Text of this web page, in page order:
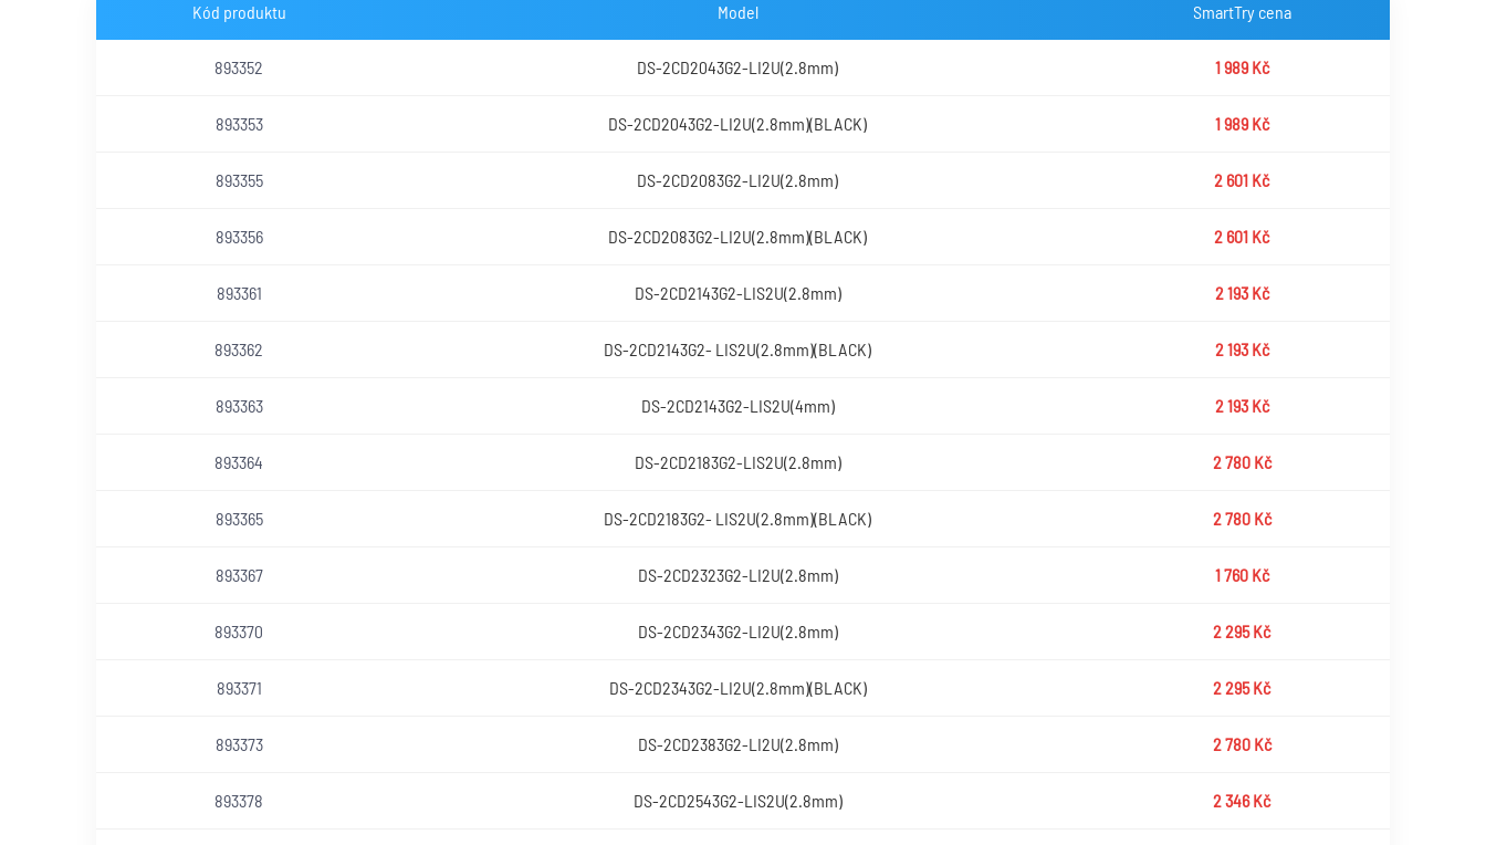
Kód produktu Model SmartTry cena
893352 DS-2CD2043G2-LI2U(2.8mm) 1 989 Kč
893353 DS-2CD2043G2-LI2U(2.8mm)(BLACK) 1 989 Kč
893355 DS-2CD2083G2-LI2U(2.8mm) 2 601 Kč
893356 DS-2CD2083G2-LI2U(2.8mm)(BLACK) 2 601 Kč
893361 DS-2CD2143G2-LIS2U(2.8mm) 2 193 Kč
893362 DS-2CD2143G2- LIS2U(2.8mm)(BLACK) 2 193 Kč
893363 DS-2CD2143G2-LIS2U(4mm) 2 193 Kč
893364 DS-2CD2183G2-LIS2U(2.8mm) 2 780 Kč
893365 DS-2CD2183G2- LIS2U(2.8mm)(BLACK) 2 780 Kč
893367 DS-2CD2323G2-LI2U(2.8mm) 1 760 Kč
893370 DS-2CD2343G2-LI2U(2.8mm) 2 295 Kč
893371 DS-2CD2343G2-LI2U(2.8mm)(BLACK) 2 295 Kč
893373 DS-2CD2383G2-LI2U(2.8mm) 2 780 Kč
893378 DS-2CD2543G2-LIS2U(2.8mm) 2 346 Kč